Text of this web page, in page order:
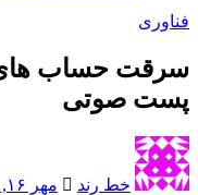
حساب های
صوتی
خط رند مهر ۱۶, ۱۳۹۷